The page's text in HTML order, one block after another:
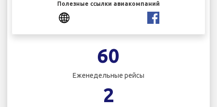
Полезные ссылки авиакомпаний
60
Еженедельные рейсы
2